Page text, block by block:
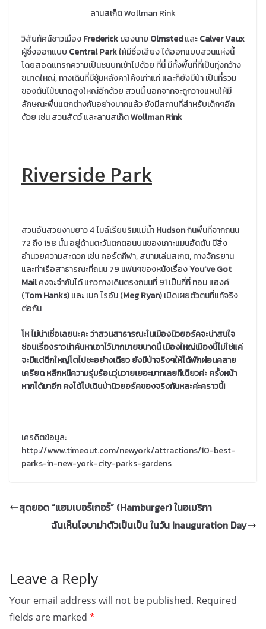
ลานสเก็ต Wollman Rink
วิสัยทัศน์ชาวเมืองFrederickของนาย OlmstedและCalver Vaux
ผู้ซึ่งออกแบบ Central Parkให้มีชื่อเสียง ได้ออกแบบสวนแห่งนี้
โดยสอดแทรกความเป็นชนบทเข้าไปด้วย ที่นี่ มีทั้งพื้นที่ที่เป็นทุ่งกว้าง
ขนาดใหญ่, ทางเดินที่มีซุ้มหลังคาโค้งเก่าแก่ และก็ยังมีป่า เป็นที่รวม
ของต้นไม้ขนาดสูงใหญ่อีกด้วย สวนนี้ นอกจากจะถูกวางแผนให้มี
ลักษณะพื้นแตกต่างกันอย่างมากแล้ว ยังมีสถานที่สำหรับเด็กๆอีก
ด้วย เช่น สวนสัตว์ และลานสเก็ตWollman Rink
Riverside Park
สวนอันสวยงามยาว 4 ไมล์เรียบริมแม่น้ำHudsonกินพื้นที่จากถนน
72 ถึง 158 นั้น อยู่ด้านตะวันตกตอนบนของเกาะแมนฮัตตัน มีสิ่ง
อำนวยความสะดวก เช่น คอร์ตกีฬา, สนามเล่นสเกต, ทางจักรยาน
และท่าเรือสาธารณะที่ถนน 79 แฟนๆของหนังเรื่องYou’ve Got
Mailคงจะจำกันได้ แถวทางเดินตรงถนนที่ 91 เป็นที่ที่ ทอม แฮงค์
(Tom Hanks) และ เมค ไรอัน (Meg Ryan) เปิดเผยตัวตนที่แท้จริง
ต่อกัน
โห ไม่น่าเชื่อเลยนะคะ ว่าสวนสาธารณะในเมืองนิวยอร์คจะน่าสนใจ
ซ่อนเรื่องราวน่าค้นหาเอาไว้มากมายขนาดนี้ เมืองใหญ่เมืองนี้ไม่ใช่แค่
จะมีแต่ตึกใหญ่โตไปซะอย่างเดียว ยังมีป่าจริงๆให้ได้พักผ่อนคลาย
เครียด หลีกหนีความรุ่มร้อนวุ่นวายเยอะมากเลยทีเดียวค่ะ ครั้งหน้า
หากได้มาอีก คงได้ไปเดินป่านิวยอร์คของจริงกันหละค่ะคราวนี้!
เครดิตข้อมูล:
http://www.timeout.com/newyork/attractions/10-best-
parks-in-new-york-city-parks-gardens
สุดยอด “แฮมเบอร์เกอร์” (Hamburger) ในอเมริกา
ฉันเห็นโอบาม่าตัวเป็นเป็น ในวัน Inauguration Day
Leave a Reply
Your email address will not be published. Required
fields are marked *